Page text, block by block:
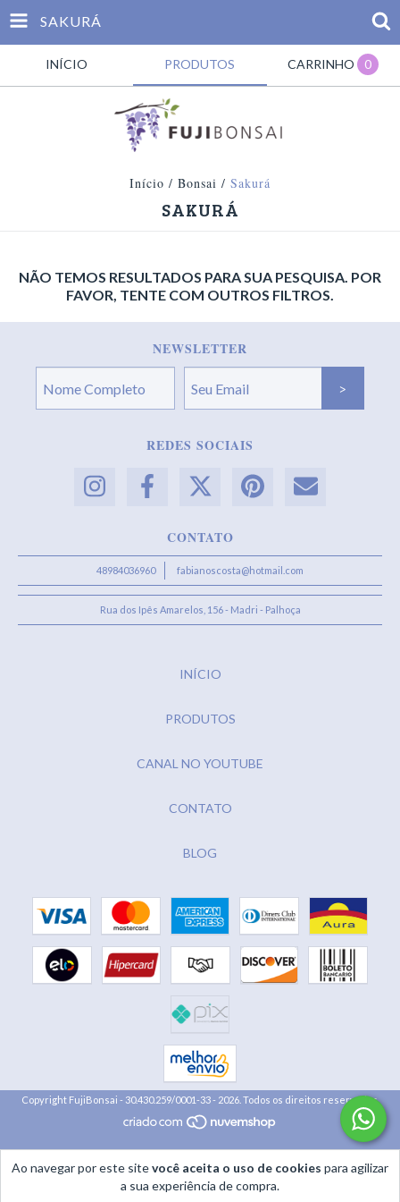
SAKURÁ
INÍCIO PRODUTOS CARRINHO 0
Ao navegar por este sitevocê aceita o uso de cookies para agilizar
a sua experiência de compra.
Início / Bonsai / Sakurá
SAKURÁ
NÃO TEMOS RESULTADOS PARA SUA PESQUISA. POR
FAVOR, TENTE COM OUTROS FILTROS.
NEWSLETTER
REDES SOCIAIS
CONTATO
48984036960 fabianoscosta@hotmail.com
Rua dos Ipês Amarelos, 156 - Madri - Palhoça
INÍCIO
PRODUTOS
CANAL NO YOUTUBE
CONTATO
BLOG
Copyright FujiBonsai - 30.430.259/0001-33 - 2026. Todos os direitos reservados.